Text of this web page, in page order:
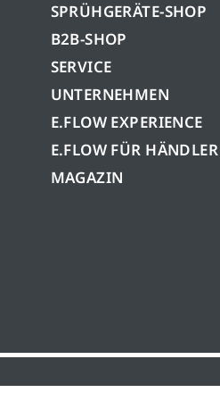
SPRÜHGERÄTE-SHOP
B2B-SHOP
SERVICE
UNTERNEHMEN
E.FLOW EXPERIENCE
E.FLOW FÜR HÄNDLER
MAGAZIN